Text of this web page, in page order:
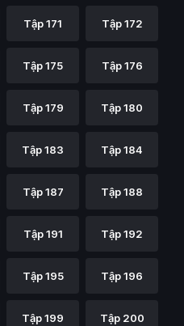
Tập 171 Tập 172
Tập 175 Tập 176
Tập 179 Tập 180
Tập 183 Tập 184
Tập 187 Tập 188
Tập 191 Tập 192
Tập 195 Tập 196
Tập 199 Tập 200